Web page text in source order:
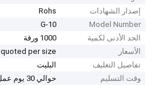
إصدار الشهادات
Rohs
Model Number
G-10
الحد الأدنى لكمية
1000 ورقة
الأسعار
quoted per size
تفاصيل التغليف
البليت
وقت التسليم
حوالي 30 يوم عمل